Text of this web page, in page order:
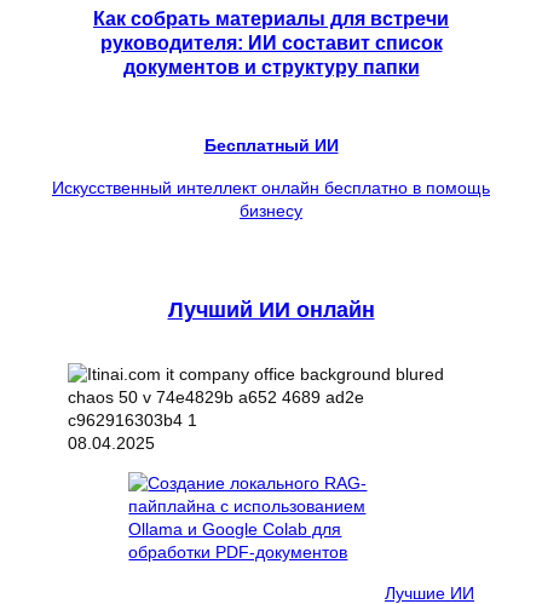
Как собрать материалы для встречи
руководителя: ИИ составит список
документов и структуру папки
Бесплатный ИИ
Искусственный интеллект онлайн бесплатно в помощь
бизнесу
Лучший ИИ онлайн
08.04.2025
Лучшие ИИ